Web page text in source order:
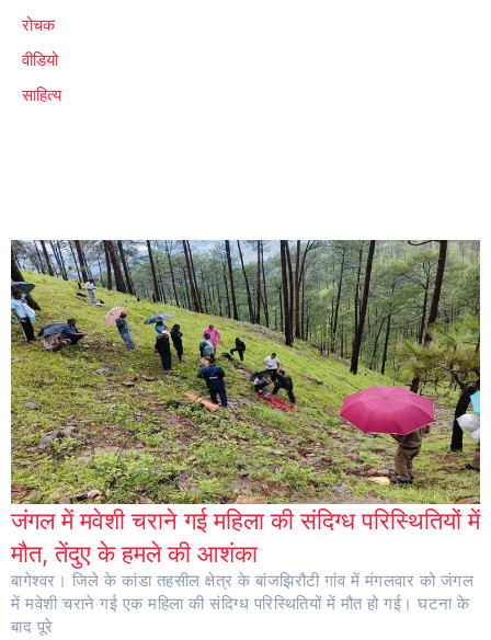
रोचक
वीडियो
साहित्य
जंगल में मवेशी चराने गई महिला की संदिग्ध परिस्थितियों में
मौत, तेंदुए के हमले की आशंका
बागेश्वर। जिले के कांडा तहसील क्षेत्र के बांजझिरौटी गांव में मंगलवार को जंगल
में मवेशी चराने गई एक महिला की संदिग्ध परिस्थितियों में मौत हो गई। घटना के
बाद पूरे